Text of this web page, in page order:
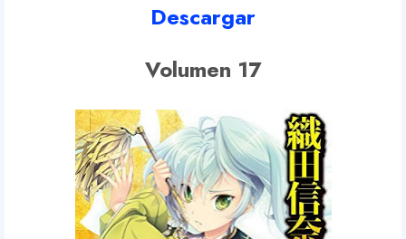
Descargar
Volumen 17